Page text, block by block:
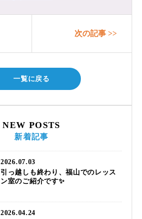
次の記事 >>
一覧に戻る
NEW POSTS
新着記事
2026.07.03
引っ越しも終わり、福山でのレッス
ン室のご紹介です✨
2026.04.24